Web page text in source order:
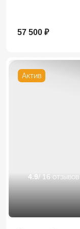
57 500 ₽
Актив
4.9 / 16 отзывов